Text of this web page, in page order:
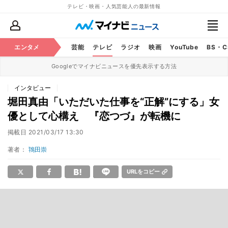
テレビ・映画・人気芸能人の最新情報
エンタメ 芸能 テレビ ラジオ 映画 YouTube BS・
Googleでマイナビニュースを優先表示する方法
インタビュー
堀田真由「いただいた仕事を“正解”にする」女
優として心構え 『恋つづ』が転機に
掲載日 2021/03/17 13:30
著者： 鴇田崇
URLをコピー